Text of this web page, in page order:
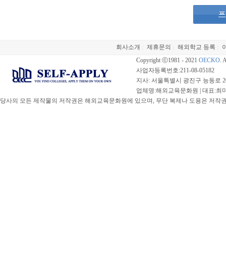
회사소개 제휴문의 해외학교 등록
Copyright ⓒ1981 - 2021 OECKO.
사업자등록번호:211-08-05182
지사: 서울특별시 광진구 능동로
업체명:해외교육문화원 | 대표:최
당사의 모든 제작물의 저작권은 해외교육문화원에 있으며, 무단 복제나 도용은 저